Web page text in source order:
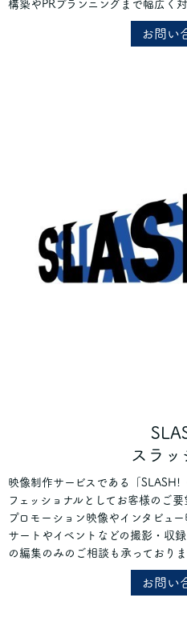
構築やPRプランニングまで幅広く対
お問い
スラッ
映像制作サービスである「SLASH!
フェッショナルとしてお客様のご
プロモーション映像やインタビュ
サートやイベントなどの撮影・収
の編集のみのご相談も承っておりま
お問い